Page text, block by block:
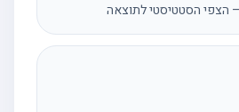
הסטטיסטי לתוצאה